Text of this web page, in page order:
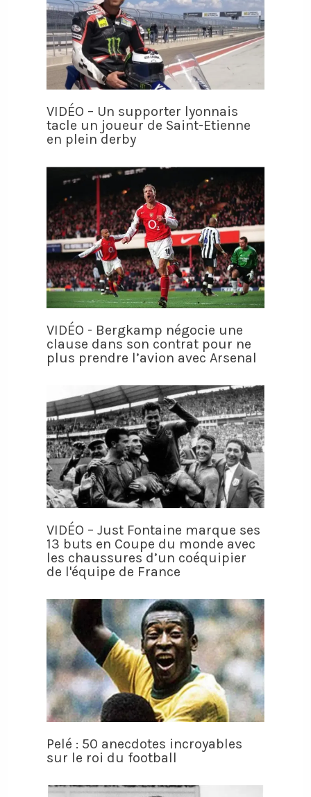
VIDÉO – Un supporter lyonnais
tacle un joueur de Saint-Etienne
en plein derby
VIDÉO - Bergkamp négocie une
clause dans son contrat pour ne
plus prendre l’avion avec Arsenal
VIDÉO – Just Fontaine marque ses
13 buts en Coupe du monde avec
les chaussures d’un coéquipier
de l'équipe de France
Pelé : 50 anecdotes incroyables
sur le roi du football